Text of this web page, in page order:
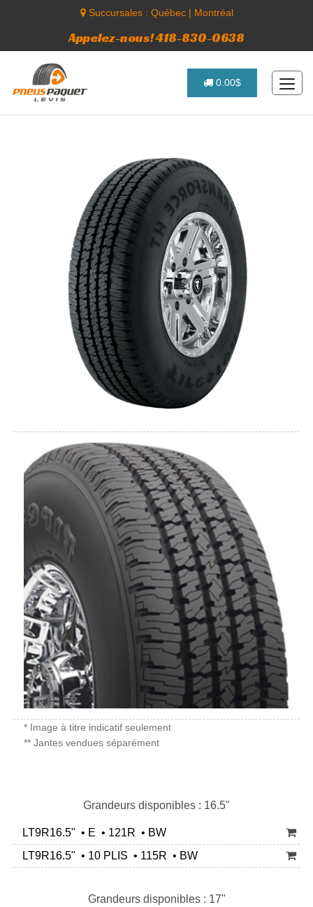
Succursales : Québec| Montréal
Appelez-nous! 418-830-0638
0.00$
* Image à titre indicatif seulement
** Jantes vendues séparément
Grandeurs disponibles : 16.5"
LT9R16.5" • E • 121R • BW
LT9R16.5" • 10 PLIS • 115R • BW
Grandeurs disponibles : 17"